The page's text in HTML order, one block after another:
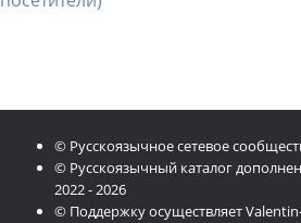
© Русскоязычное сетевое
© Русскоязычный каталог
2022 - 2026
© Поддержку осуществляет